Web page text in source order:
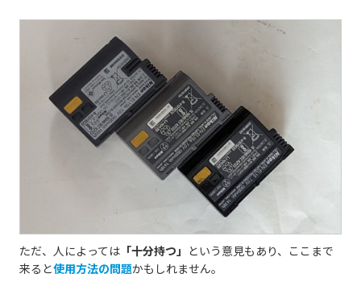
ただ、人によっては 「十分持つ」 という意見もあり、ここまで
来ると使用方法の問題かもしれません。